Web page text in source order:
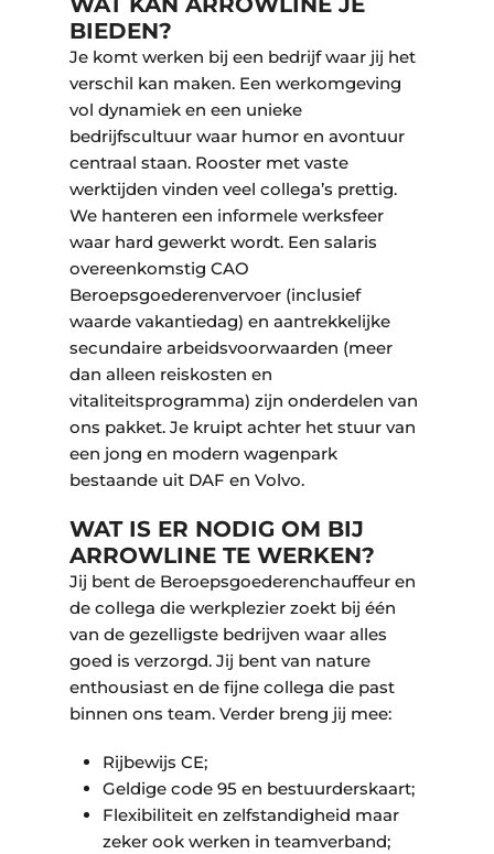
BIEDEN?
Je komt werken bij een bedrijf waar jij het
verschil kan maken. Een werkomgeving
vol dynamiek en een unieke
bedrijfscultuur waar humor en avontuur
centraal staan. Rooster met vaste
werktijden vinden veel collega’s prettig.
We hanteren een informele werksfeer
waar hard gewerkt wordt. Een salaris
overeenkomstig CAO
Beroepsgoederenvervoer (inclusief
waarde vakantiedag) en aantrekkelijke
secundaire arbeidsvoorwaarden (meer
dan alleen reiskosten en
vitaliteitsprogramma) zijn onderdelen van
ons pakket. Je kruipt achter het stuur van
een jong en modern wagenpark
bestaande uit DAF en Volvo.
WAT IS ER NODIG OM BIJ
ARROWLINE TE WERKEN?
Jij bent de Beroepsgoederenchauffeur en
de collega die werkplezier zoekt bij één
van de gezelligste bedrijven waar alles
goed is verzorgd. Jij bent van nature
enthousiast en de fijne collega die past
binnen ons team. Verder breng jij mee:
Rijbewijs CE;
Geldige code 95 en bestuurderskaart;
Flexibiliteit en zelfstandigheid maar
zeker ook werken in teamverband;